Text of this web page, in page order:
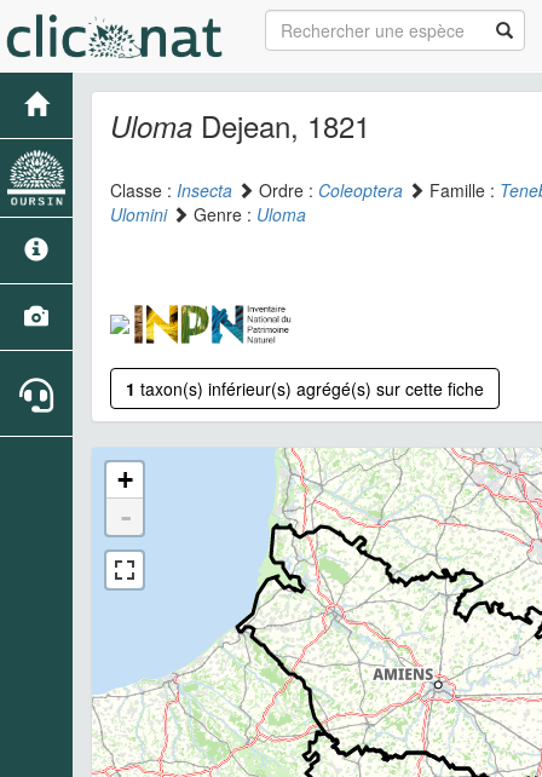
Uloma Dejean, 1821
Classe : Insecta Ordre : Coleoptera Famille :
Ulomini
Genre : Uloma
1 taxon(s) inférieur(s) agrégé(s) sur cette fiche
+
-